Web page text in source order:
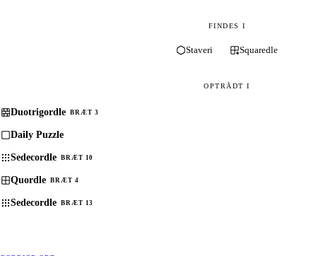
FINDES I
Staveri Squaredle
OPTRÅDT I
Duotrigordle BRÆT 3
Daily Puzzle
Sedecordle BRÆT 10
Quordle BRÆT 4
Sedecordle BRÆT 13